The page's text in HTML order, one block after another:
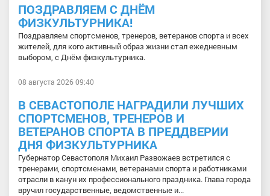
ПОЗДРАВЛЯЕМ С ДНЁМ
ФИЗКУЛЬТУРНИКА!
Поздравляем спортсменов, тренеров, ветеранов спорта и всех
жителей, для кого активный образ жизни стал ежедневным
выбором, с Днём физкультурника.
08 августа 2026 09:40
В СЕВАСТОПОЛЕ НАГРАДИЛИ ЛУЧШИХ
СПОРТСМЕНОВ, ТРЕНЕРОВ И
ВЕТЕРАНОВ СПОРТА В ПРЕДДВЕРИИ
ДНЯ ФИЗКУЛЬТУРНИКА
Губернатор Севастополя Михаил Развожаев встретился с
тренерами, спортсменами, ветеранами спорта и работниками
отрасли в канун их профессионального праздника. Глава города
вручил государственные, ведомственные и...